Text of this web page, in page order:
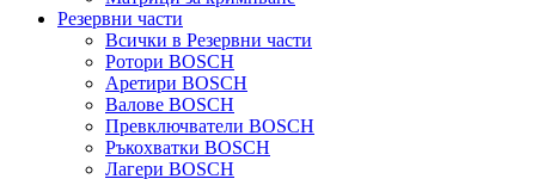
Резервни части
Всички в Резервни части
Ротори BOSCH
Аретири BOSCH
Валове BOSCH
Превключватели BOSCH
Ръкохватки BOSCH
Лагери BOSCH